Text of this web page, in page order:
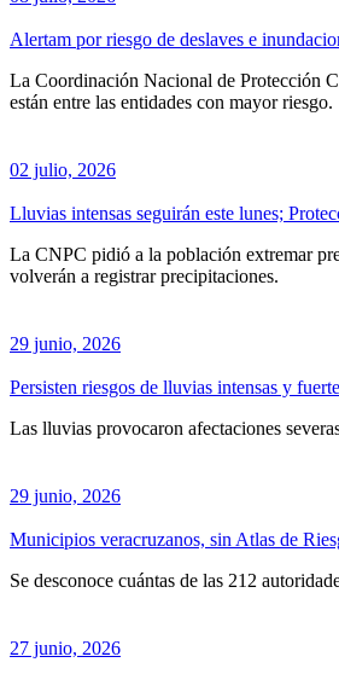
Alertam por riesgo de deslaves e
La Coordinación Nacional de Protección
están entre las entidades con mayor riesgo.
02 julio, 2026
Lluvias intensas seguirán este lunes;
La CNPC pidió a la población extremar
volverán a registrar precipitaciones.
29 junio, 2026
Persisten riesgos de lluvias intensas y
Las lluvias provocaron afectaciones
29 junio, 2026
Municipios veracruzanos, sin Atlas de
Se desconoce cuántas de las 212
27 junio, 2026